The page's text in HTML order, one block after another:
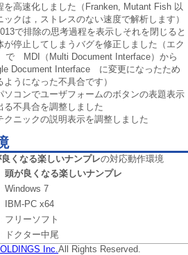
を高速化しました（Franken, Mutant Fish 以
ックは，ストレスのない速度で解析します）
で排除の思考過程を表示しそれを閉じると
が停止してしまうバグを修正しました（エク
で MDI（Multi Document Interface）から
Document Interface に変更になったため
ようになった不具合です）
ソコンでユーザフォームのボタンの表題表示
る不具合を調整しました
クニックの説明表示を調整しました
くなる楽しいナンプレの対応動作環境
頭が良くなる楽しいナンプレ
Windows 7
IBM-PC x64
フリーソフト
ドクター中尾
Inc.All Rights Reserved.